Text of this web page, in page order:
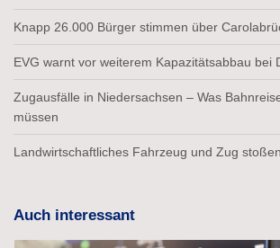
Knapp 26.000 Bürger stimmen über
EVG warnt vor weiterem Kapazitätsabbau bei
Zugausfälle in Niedersachsen – Was
müssen
Landwirtschaftliches Fahrzeug und Zug
Auch interessant